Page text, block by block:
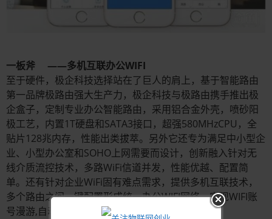
一板斧 ——多机互联办公WIFI
至于硬件，极企科技选择站在了巨人的肩上，基于智能路由
第一品牌极路由强大生产力，极企科技与极路由携手推出极
企盒子，定制专业办公智能路由，采用铝合金外壳，喷砂阳
极工艺，内置1T硬盘和SATA3接口，超强580MHzCPU，全
贴片128兆内存，性能出类拔萃。另外它还专为满足中小型企
业、小型办公室和SOHO上网需要而设计，创新融入针对无
线介质流控技术，多路WiFi信道并发，性能优越、配置简
单。还有针对企业WiFi固有难点需求，提供多机互联技术，
多个路由之间一键配置形成统一办公WIFI网络，实现WIFI账
号漫游,自动均衡负载。